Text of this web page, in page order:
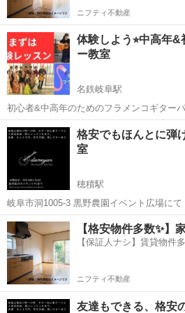
ニフティ不動産
体験しよう⭐︎中高年
ー教室
名鉄岐阜駅
初心者&中高年のためのフラメンコギターパー
なが楽しめるスタジオ・ダンサフラメンカ
代・初心者の方が楽しかったと笑顔で通っ
の皆様がフラメンコギターを楽し...
岐阜 岐阜市 名鉄岐阜駅 ギター
格安でもほんとに弾
室
穂積駅
岐阜市洞1005-3 黒野農園イベント広場にて 60坪の広いスタジオで、思
う存分音出せます。 何年も教室に通って
に、 １ヶ月で憧れの曲が弾けた！などお喜
たければ、弾けるよう...
岐阜 岐阜市 穂積駅 ギター
【格安物件多数✨】
【保証人ナシ】賃貸物件
ニフティ不動産
友達もできる、格安